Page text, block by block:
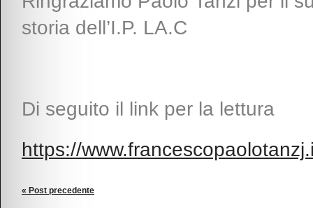
storia dell’I.P. LA.C
Di seguito il link per la lettura
https://
« Post precedente